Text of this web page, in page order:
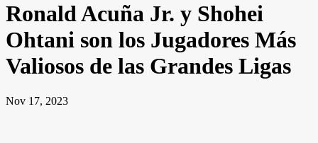
Ronald Acuña Jr. y Shohei
Ohtani son los Jugadores Más
Valiosos de las Grandes Ligas
Nov 17, 2023